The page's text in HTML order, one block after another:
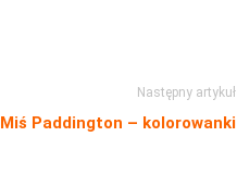
Następny artykuł
Miś Paddington – kolorowanki